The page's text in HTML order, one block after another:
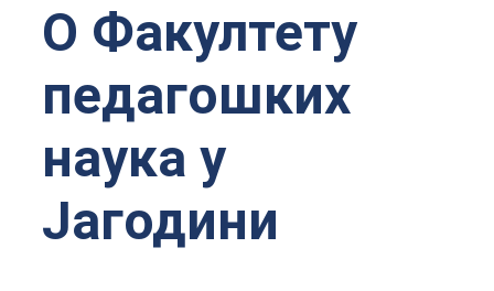
О Факултету
педагошких
наука у
Јагодини